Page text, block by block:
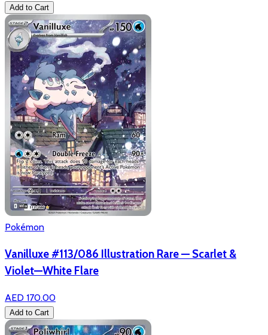
Add to Cart
Pokémon
Vanilluxe #113/086 Illustration Rare — Scarlet &
Violet—White Flare
AED 170.00
Add to Cart